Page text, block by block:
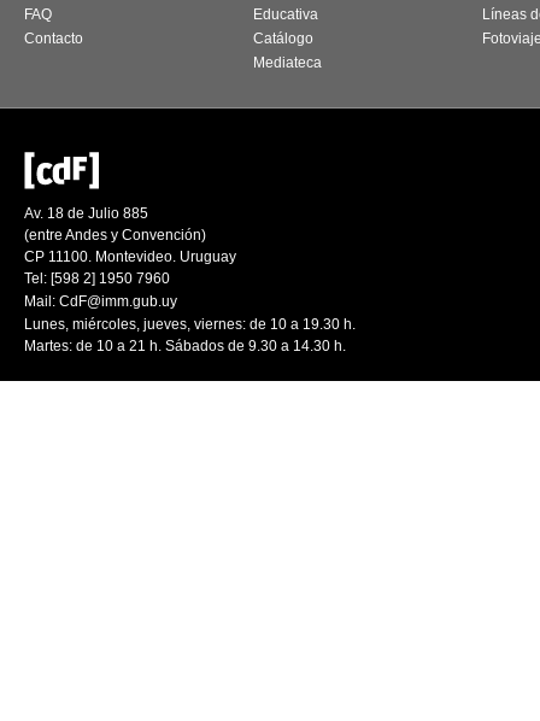
FAQ
Contacto
Educativa
Catálogo
Mediateca
Líneas
Av. 18 de Julio 885
(entre Andes y Convención)
CP 11100. Montevideo. Uruguay
Tel: [598 2] 1950 7960
Mail: CdF@imm.gub.uy
Lunes, miércoles, jueves, viernes: de 10 a 19.30 h.
Martes: de 10 a 21 h. Sábados de 9.30 a 14.30 h.